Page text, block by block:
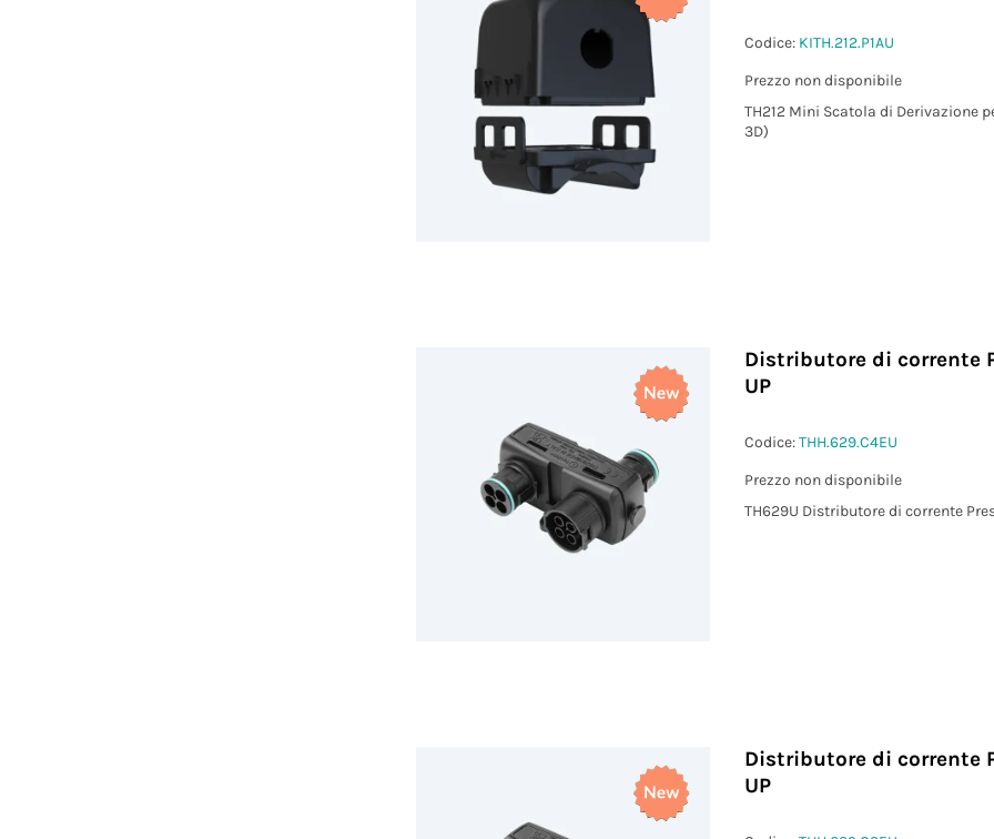
Codice: KITH.212.P1AU
Prezzo non disponibile
TH212 Mini Scatola di Derivazione
3D)
Distributore di corrente
UP
Codice:THH.629.C4EU
Prezzo non disponibile
TH629U Distributore di corrente
Distributore di corrente
UP